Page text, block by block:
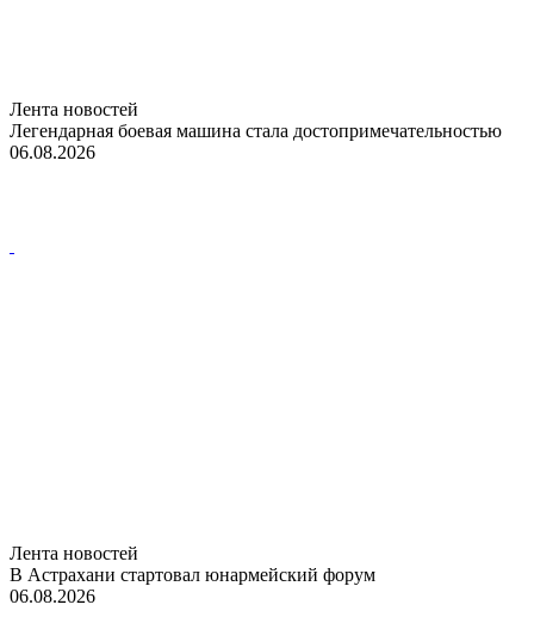
Лента новостей
Легендарная боевая машина стала достопримечательностью
06.08.2026
Лента новостей
В Астрахани стартовал юнармейский форум
06.08.2026